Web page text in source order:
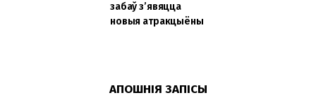
забаў з’явяцца
новыя атракцыёны
АПОШНІЯ ЗАПІСЫ